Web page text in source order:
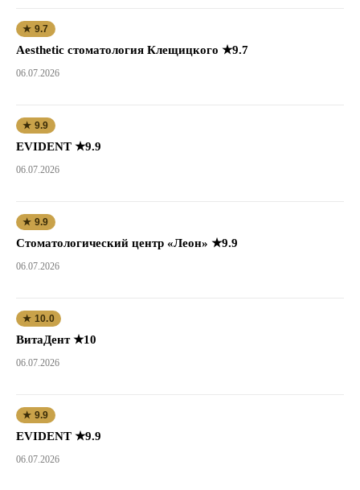
★ 9.7
Aesthetic стоматология Клещицкого ★9.7
06.07.2026
★ 9.9
EVIDENT ★9.9
06.07.2026
★ 9.9
Стоматологический центр «Леон» ★9.9
06.07.2026
★ 10.0
ВитаДент ★10
06.07.2026
★ 9.9
EVIDENT ★9.9
06.07.2026